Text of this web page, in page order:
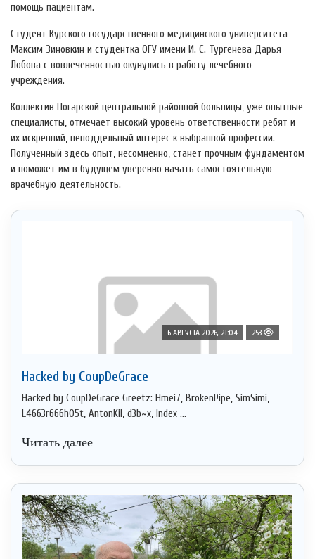
помощь пациентам.
Студент Курского государственного медицинского университета
Максим Зиновкин и студентка ОГУ имени И. С. Тургенева Дарья
Лобова с вовлеченностью окунулись в работу лечебного
учреждения.
Коллектив Погарской центральной районной больницы, уже опытные
специалисты, отмечает высокий уровень ответственности ребят и
их искренний, неподдельный интерес к выбранной профессии.
Полученный здесь опыт, несомненно, станет прочным фундаментом
и поможет им в будущем уверенно начать самостоятельную
врачебную деятельность.
6 АВГУСТА 2026, 21:04 253
Hacked by CoupDeGrace
Hacked by CoupDeGrace Greetz: Hmei7, BrokenPipe, SimSimi,
L4663r666h05t, AntonKil, d3b~x, Index ...
Читать далее